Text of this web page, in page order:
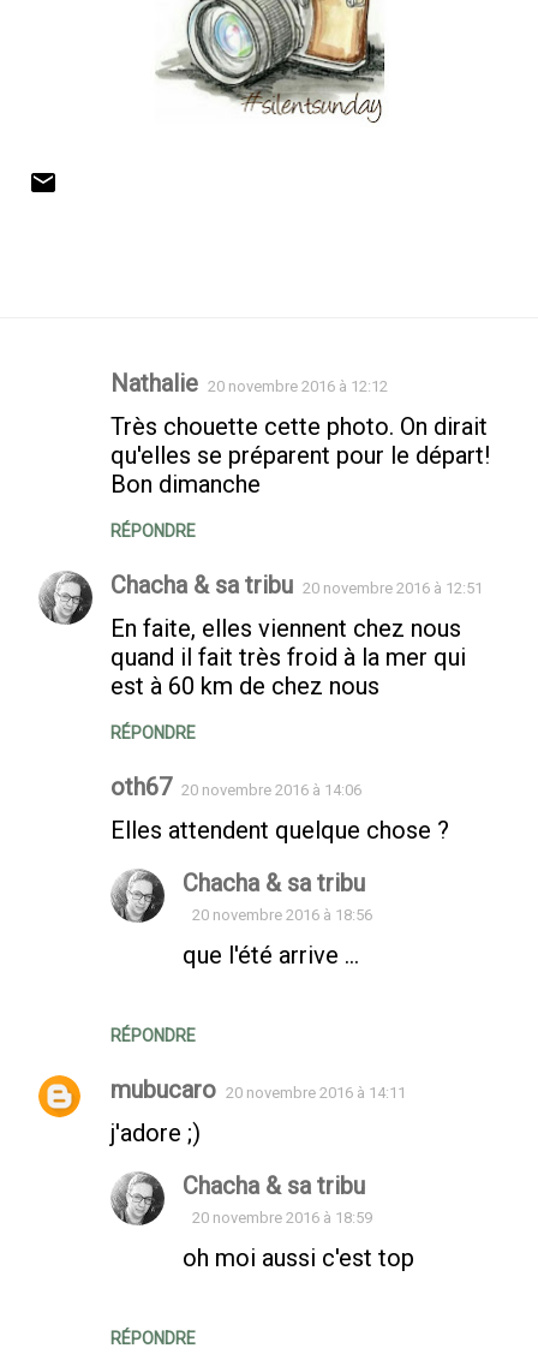
Nathalie 20 novembre 2016 à 12:12
Très chouette cette photo. On dirait
qu'elles se préparent pour le départ!
Bon dimanche
RÉPONDRE
Chacha & sa tribu 20 novembre 2016 à 12:51
En faite, elles viennent chez nous
quand il fait très froid à la mer qui
est à 60 km de chez nous
RÉPONDRE
oth67 20 novembre 2016 à 14:06
Elles attendent quelque chose ?
RÉPONDRE
Chacha & sa tribu
20 novembre 2016 à 18:56
que l'été arrive ...
mubucaro 20 novembre 2016 à 14:11
j'adore ;)
RÉPONDRE
Chacha & sa tribu
20 novembre 2016 à 18:59
oh moi aussi c'est top